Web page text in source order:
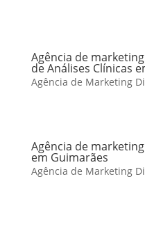
Agência de
de Análises Clínicas
Agência de Marketing
Agência de
em Guimarães
Agência de Marketing